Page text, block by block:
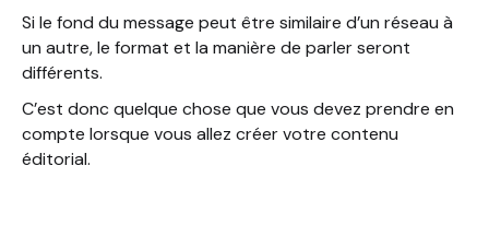
Si le fond du message peut être similaire d’un réseau à
un autre, le format et la manière de parler seront
différents.
C’est donc quelque chose que vous devez prendre en
compte lorsque vous allez créer votre contenu
éditorial.